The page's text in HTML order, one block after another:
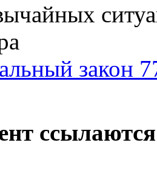
закон